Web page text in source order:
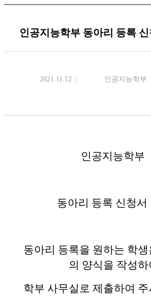
인공지능학부 동아리 등록
2021.11.12 인공지능학부
인공지능학부
동아리 등록 신청서
동아리 등록을 원하는 학생
의 양식을 작성하
학부 사무실로 제출하여 주